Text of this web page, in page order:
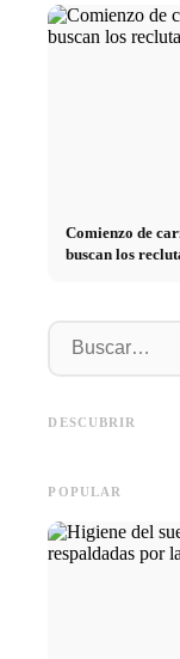
Comienzo de
buscan los
DESCUBRIR
carrera
POPULAR